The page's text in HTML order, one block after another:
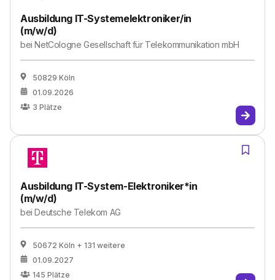
Ausbildung IT-Systemelektroniker/in
(m/w/d)
beiNetCologne Gesellschaft für Telekommunikation mbH
50829 Köln
01.09.2026
3 Plätze
Ausbildung IT-System-Elektroniker*in
(m/w/d)
beiDeutsche Telekom AG
50672 Köln + 131 weitere
01.09.2027
145 Plätze